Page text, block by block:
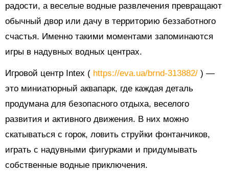
радости, а веселые водные развлечения превращают
обычный двор или дачу в территорию беззаботного
счастья. Именно такими моментами запоминаются
игры в надувных водных центрах.
Игровой центр Intex ( https://eva.ua/brnd-313882/ ) —
это миниатюрный аквапарк, где каждая деталь
продумана для безопасного отдыха, веселого
развития и активного движения. В них можно
скатываться с горок, ловить струйки фонтанчиков,
играть с надувными фигурками и придумывать
собственные водные приключения.